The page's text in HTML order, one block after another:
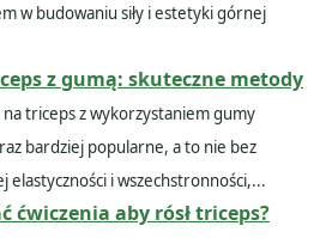
w budowaniu siły i estetyki górnej
z gumą: skuteczne metody
na triceps z wykorzystaniem gumy
bardziej popularne, a to nie bez
elastyczności i wszechstronności,...
ćwiczenia aby rósł triceps?